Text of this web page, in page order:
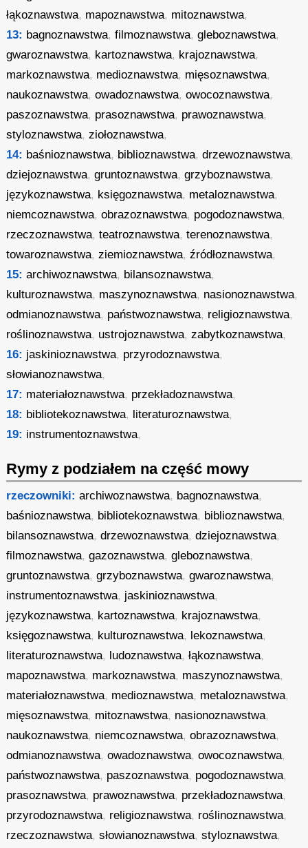
łąkoznawstwa, mapoznawstwa, mitoznawstwa,
13: bagnoznawstwa,filmoznawstwa,gleboznawstwa,
gwaroznawstwa, kartoznawstwa, krajoznawstwa,
markoznawstwa, medioznawstwa, mięsoznawstwa,
naukoznawstwa,owadoznawstwa,owocoznawstwa,
paszoznawstwa, prasoznawstwa, prawoznawstwa,
styloznawstwa,ziołoznawstwa,
14: baśnioznawstwa, biblioznawstwa,drzewoznawstwa,
dziejoznawstwa,gruntoznawstwa,grzyboznawstwa,
językoznawstwa, księgoznawstwa, metaloznawstwa,
niemcoznawstwa,obrazoznawstwa, pogodoznawstwa,
rzeczoznawstwa,teatroznawstwa,terenoznawstwa,
towaroznawstwa,ziemioznawstwa,źródłoznawstwa,
15: archiwoznawstwa, bilansoznawstwa,
kulturoznawstwa, maszynoznawstwa, nasionoznawstwa,
odmianoznawstwa, państwoznawstwa, religioznawstwa,
roślinoznawstwa, ustrojoznawstwa,zabytkoznawstwa,
16: jaskinioznawstwa, przyrodoznawstwa,
słowianoznawstwa,
17: materiałoznawstwa, przekładoznawstwa,
18: bibliotekoznawstwa, literaturoznawstwa,
19: instrumentoznawstwa,
Rymy z podziałem na część mowy
rzeczowniki: archiwoznawstwa, bagnoznawstwa,
baśnioznawstwa, bibliotekoznawstwa, biblioznawstwa,
bilansoznawstwa,drzewoznawstwa,dziejoznawstwa,
filmoznawstwa,gazoznawstwa,gleboznawstwa,
gruntoznawstwa,grzyboznawstwa,gwaroznawstwa,
instrumentoznawstwa, jaskinioznawstwa,
językoznawstwa, kartoznawstwa, krajoznawstwa,
księgoznawstwa, kulturoznawstwa, lekoznawstwa,
literaturoznawstwa, ludoznawstwa,łąkoznawstwa,
mapoznawstwa, markoznawstwa, maszynoznawstwa,
materiałoznawstwa, medioznawstwa, metaloznawstwa,
mięsoznawstwa, mitoznawstwa, nasionoznawstwa,
naukoznawstwa, niemcoznawstwa,obrazoznawstwa,
odmianoznawstwa,owadoznawstwa,owocoznawstwa,
państwoznawstwa, paszoznawstwa, pogodoznawstwa,
prasoznawstwa, prawoznawstwa, przekładoznawstwa,
przyrodoznawstwa, religioznawstwa, roślinoznawstwa,
rzeczoznawstwa,słowianoznawstwa,styloznawstwa,